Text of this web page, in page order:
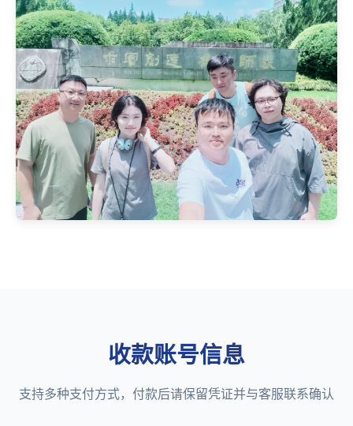
收款账号信息
支持多种支付方式，付款后请保留凭证并与客服联系确认